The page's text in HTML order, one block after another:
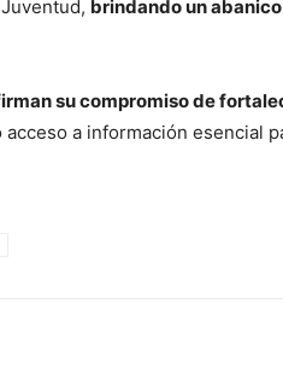
brindando un
su compromiso de
acceso a información esencial